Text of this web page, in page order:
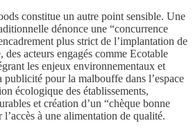
constitue un autre point sensible. Une
dénonce une “concurrence
plus strict de l’implantation de
des acteurs engagés comme Ecotable
les enjeux environnementaux et
pour la malbouffe dans l’espace
écologique des établissements,
et création d’un “chèque bonne
à une alimentation de qualité.